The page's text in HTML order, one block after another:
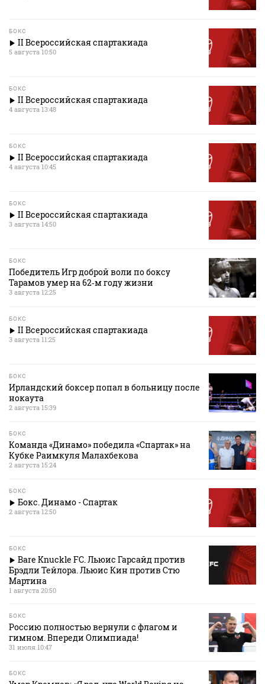
БОКС
II Всероссийская спартакиада
5 августа 10:50
БОКС
II Всероссийская спартакиада
4 августа 13:48
БОКС
II Всероссийская спартакиада
4 августа 10:45
БОКС
II Всероссийская спартакиада
3 августа 14:50
БОКС
Победитель Игр доброй воли по боксу
Тарамов умер на 62‑м году жизни
3 августа 12:25
БОКС
II Всероссийская спартакиада
3 августа 11:25
БОКС
Ирландский боксер попал в больницу после
нокаута
2 августа 15:39
БОКС
Команда «Динамо» победила «Спартак» на
Кубке Раимкуля Малахбекова
2 августа 15:24
БОКС
Бокс. Динамо - Спартак
2 августа 12:50
БОКС
Bare Knuckle FC. Льюис Гарсайд против
Брэдли Тейлора. Льюис Кин против Стю
Мартина
1 августа 20:50
БОКС
Россию полностью вернули с флагом и
гимном. Впереди Олимпиада!
31 июля 10:47
БОКС